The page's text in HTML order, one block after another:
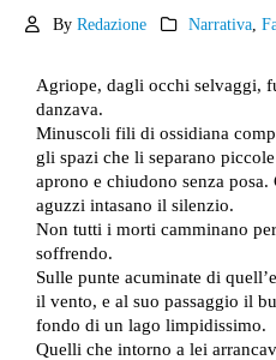
By Redazione Narrativa
Agriope, dagli occhi selvaggi,
danzava.
Minuscoli fili di ossidiana
gli spazi che li separano
aprono e chiudono senza
aguzzi intasano il silenzio.
Non tutti i morti camminano
soffrendo.
Sulle punte acuminate di
il vento, e al suo passaggio il
fondo di un lago limpidissimo.
Quelli che intorno a lei